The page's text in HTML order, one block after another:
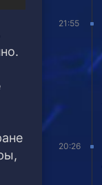
21:55
20:26